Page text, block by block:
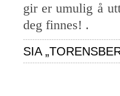
gir er umulig å
deg finnes! .
SIA